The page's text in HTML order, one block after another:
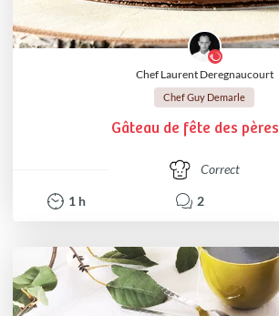
Chef Laurent Deregnaucourt
Chef Guy Demarle
Gâteau de fête des pères
Correct
1 h 2